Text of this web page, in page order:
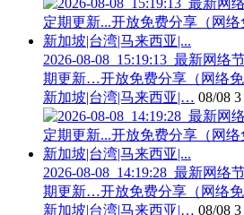
2026-08-08_15:19:13_最新网
期更新…开放免费分享（网络
新加坡|台湾|马来西亚|… 08/08 3
2026-08-08_14:19:28_最新网
期更新…开放免费分享（网络
新加坡|台湾|马来西亚|… 08/08 3